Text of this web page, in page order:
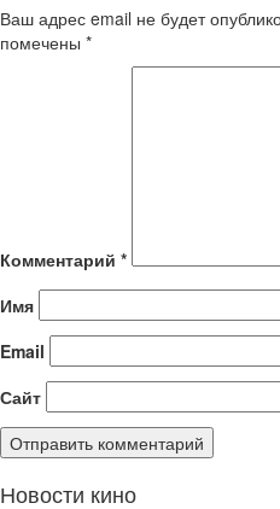
Ваш адрес email не будет
помечены *
Комментарий *
Имя
Email
Сайт
Новости кино